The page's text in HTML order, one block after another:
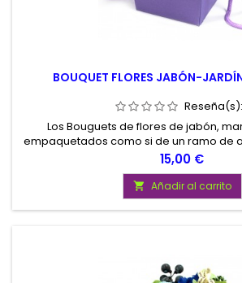
BOUQUET FLORES JABÓN-
Reseña(s):
Los Bouguets de flores de jabón,
empaquetados como si de un ramo de
tratara, son un regalo perfecto para
Precio
15,00 €
 Añadir al carrito